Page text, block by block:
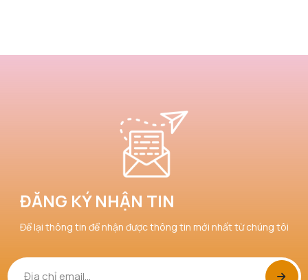
ĐĂNG KÝ NHẬN TIN
Để lại thông tin để nhận được thông tin mới nhất từ chúng tôi